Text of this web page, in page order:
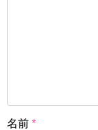
名前 *